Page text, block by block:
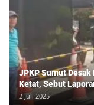
JPKP Sumut
Ketat, Sebut
2 Juli 2025